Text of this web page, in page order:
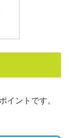
イントです。